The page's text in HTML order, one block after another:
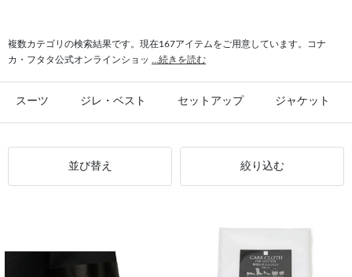
#スーツ フォーマル
複数カテゴリの検索結果です。現在167アイテムをご用意しています。コナ
カ・フタタ公式オンラインショッ
...続きを読む
スーツ ジレ・ベスト セットアップ ジャケット
並び替え 絞り込む